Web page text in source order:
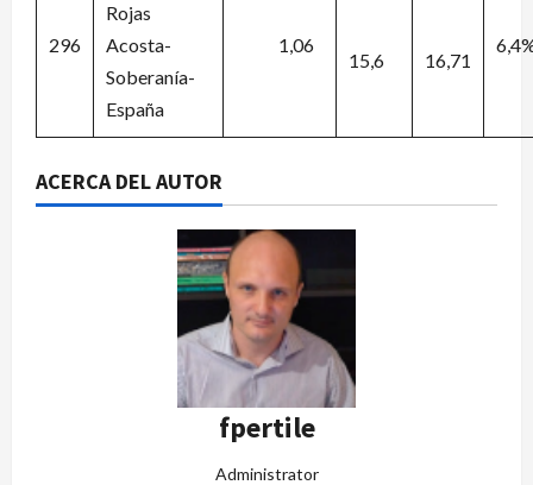
296
Rojas
Acosta-
Soberanía-
España
1,06
15,6 16,71
ACERCA DEL AUTOR
fpertile
Administrator